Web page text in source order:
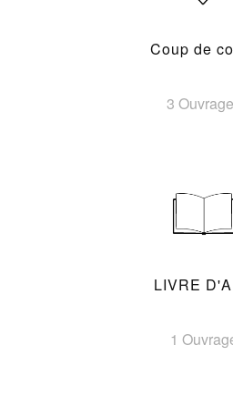
Coup de
3
LIVRE
1